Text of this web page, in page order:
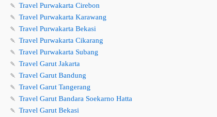
🍡 Travel Purwakarta Cirebon
🍡 Travel Purwakarta Karawang
🍡 Travel Purwakarta Bekasi
🍡 Travel Purwakarta Cikarang
🍡 Travel Purwakarta Subang
🍡 Travel Garut Jakarta
🍡 Travel Garut Bandung
🍡 Travel Garut Tangerang
🍡 Travel Garut Bandara Soekarno Hatta
🍡 Travel Garut Bekasi